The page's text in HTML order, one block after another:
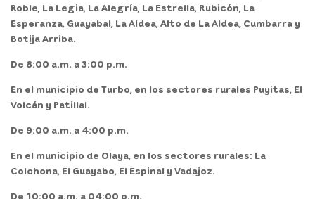
Roble, La Legia, La Alegría, La Estrella, Rubicón, La
Esperanza, Guayabal, La Aldea, Alto de La Aldea, Cumbarra y
Botija Arriba.
De 8:00 a.m. a 3:00 p.m.
En el municipio de Turbo, en los sectores rurales Puyitas, El
Volcán y Patillal.
De 9:00 a.m. a 4:00 p.m.
En el municipio de Olaya, en los sectores rurales: La
Colchona, El Guayabo, El Espinal y Vadajoz.
De 10:00 a.m. a 04:00 p.m.